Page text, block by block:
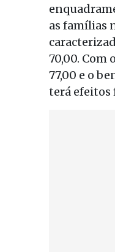
as famílias
70,00. Com
77,00 e o
terá efeitos